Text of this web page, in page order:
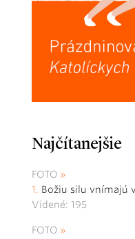
Najčítanejšie
FOTO
Božiu silu vnímajú
Videné: 195
FOTO